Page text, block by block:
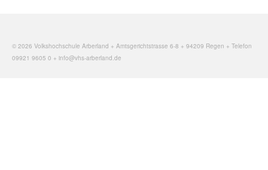
© 2026 Volkshochschule Arberland + Amtsgerichtstrasse 6-8 + 94209 Regen + Telefon
09921 9605 0 + info@vhs-arberland.de